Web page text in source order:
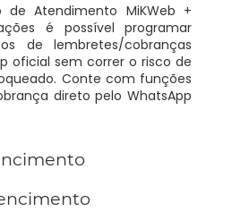
de Atendimento MiKWeb +
é possível programar
de lembretes/cobranças
oficial sem correr o risco de
Conte com funções
direto pelo WhatsApp